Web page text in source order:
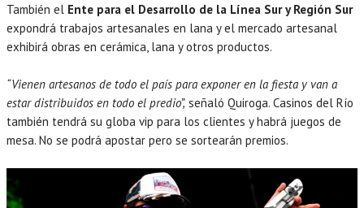
También el Ente para el Desarrollo de la Línea Sur y Región Sur
expondrá trabajos artesanales en lana y el mercado artesanal
exhibirá obras en cerámica, lana y otros productos.
“Vienen artesanos de todo el país para exponer en la fiesta y van a
estar distribuidos en todo el predio”, señaló Quiroga. Casinos del Río
también tendrá su globa vip para los clientes y habrá juegos de
mesa. No se podrá apostar pero se sortearán premios.